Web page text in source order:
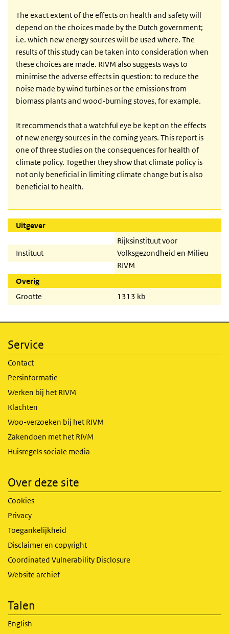
The exact extent of the effects on health and safety will
depend on the choices made by the Dutch government;
i.e. which new energy sources will be used where. The
results of this study can be taken into consideration when
these choices are made. RIVM also suggests ways to
minimise the adverse effects in question: to reduce the
noise made by wind turbines or the emissions from
biomass plants and wood-burning stoves, for example.
It recommends that a watchful eye be kept on the effects
of new energy sources in the coming years. This report is
one of three studies on the consequences for health of
climate policy. Together they show that climate policy is
not only beneficial in limiting climate change but is also
beneficial to health.
Uitgever
Instituut
Rijksinstituut voor
Volksgezondheid en Milieu
RIVM
Overig
Grootte
1313 kb
Service
Contact
Persinformatie
Werken bij het RIVM
Klachten
Woo-verzoeken bij het RIVM
Zakendoen met het RIVM
Huisregels sociale media
Over deze site
Cookies
Privacy
Toegankelijkheid
Disclaimer en copyright
Coordinated Vulnerability Disclosure
Website archief
Talen
English